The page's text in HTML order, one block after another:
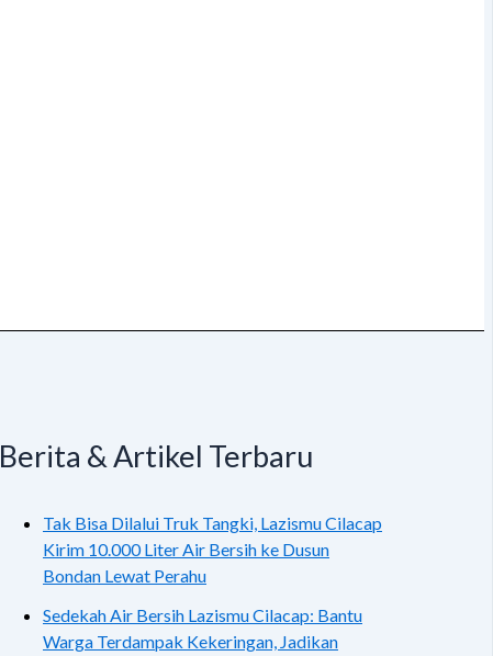
Berita & Artikel Terbaru
Tak Bisa Dilalui Truk Tangki, Lazismu Cilacap
Kirim 10.000 Liter Air Bersih ke Dusun
Bondan Lewat Perahu
Sedekah Air Bersih Lazismu Cilacap: Bantu
Warga Terdampak Kekeringan, Jadikan